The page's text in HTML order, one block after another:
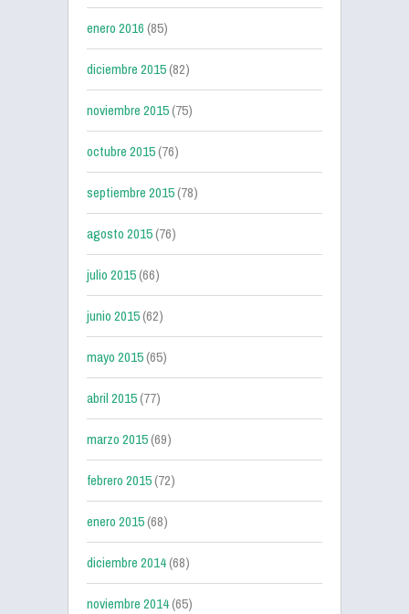
enero 2016(85)
diciembre 2015(82)
noviembre 2015(75)
octubre 2015(76)
septiembre 2015(78)
agosto 2015(76)
julio 2015(66)
junio 2015(62)
mayo 2015(65)
abril 2015(77)
marzo 2015(69)
febrero 2015(72)
enero 2015(68)
diciembre 2014(68)
noviembre 2014(65)